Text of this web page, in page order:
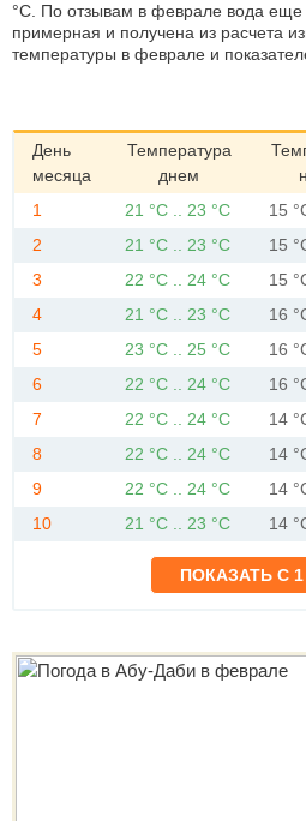
°C. По отзывам в феврале вода еще
примерная и получена из расчета
температуры в феврале и
День
месяца
Температура
днем
1 21 °C .. 23 °C 15
2
21 °C .. 23 °C 15
3
22 °C .. 24 °C 15
4
21 °C .. 23 °C 16
5
23 °C .. 25 °C 16
6
22 °C .. 24 °C 16
7
22 °C .. 24 °C 14
8
22 °C .. 24 °C 14
9
22 °C .. 24 °C 14
10
21 °C .. 23 °C 14